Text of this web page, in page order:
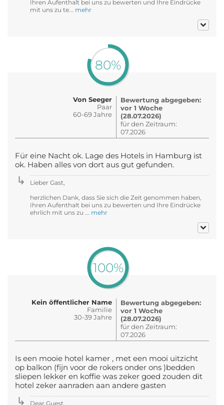
Ihren Aufenthalt bei uns zu bewerten und Ihre Eindrücke
mit uns zu te... mehr
80%
Von Seeger
Paar
60-69 Jahre
Bewertung abgegeben:
vor 1 Woche
(28.07.2026)
für den Zeitraum:
07.2026
Für eine Nacht ok. Lage des Hotels in Hamburg ist
ok. Haben alles von dort aus gut gefunden.
Lieber Gast,
herzlichen Dank, dass Sie sich die Zeit genommen haben,
Ihren Aufenthalt bei uns zu bewerten und Ihre Eindrücke
ehrlich mit uns zu ... mehr
100%
Kein öffentlicher Name
Familie
30-39 Jahre
Bewertung abgegeben:
vor 1 Woche
(28.07.2026)
für den Zeitraum:
07.2026
Is een mooie hotel kamer , met een mooi uitzicht
op balkon (fijn voor de rokers onder ons )bedden
sliepen lekker en koffie was zeker goed zouden dit
hotel zeker aanraden aan andere gasten
Dear Guest,